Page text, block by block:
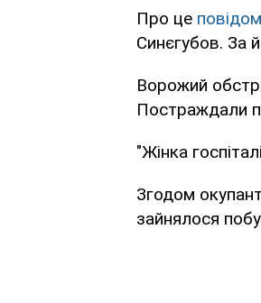
Про це
Синєгубов. За
Ворожий
Постраждали
"Жінка
Згодом
зайнялося